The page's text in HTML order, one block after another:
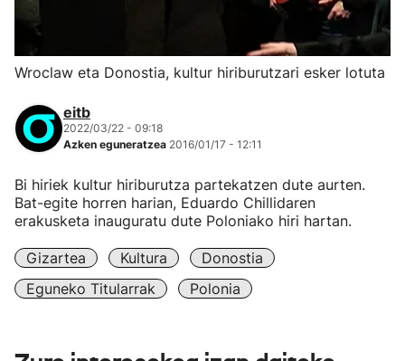
Wroclaw eta Donostia, kultur hiriburutzari esker lotuta
eitb
2022/03/22 - 09:18
Azken eguneratzea 2016/01/17 - 12:11
Bi hiriek kultur hiriburutza partekatzen dute aurten.
Bat-egite horren harian, Eduardo Chillidaren
erakusketa inauguratu dute Poloniako hiri hartan.
Gizartea Kultura
Donostia
Eguneko Titularrak
Polonia